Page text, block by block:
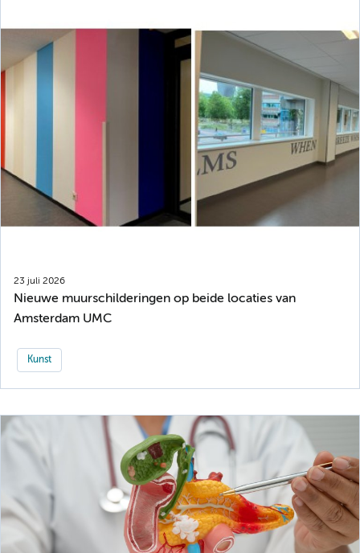
23 juli 2026
Nieuwe muurschilderingen op beide locaties van
Amsterdam UMC
Kunst